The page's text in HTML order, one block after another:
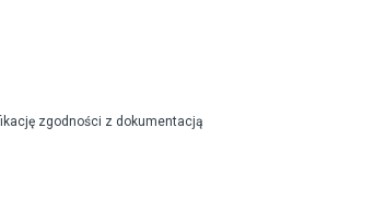
zgodności z dokumentacją